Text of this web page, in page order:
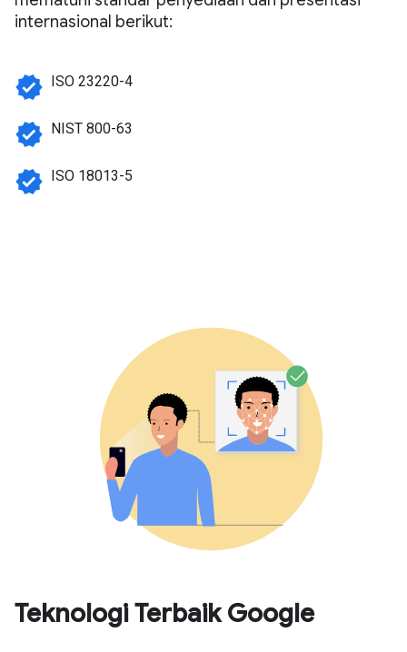
internasional berikut:
verified ISO 23220-4
verified NIST 800-63
verified ISO 18013-5
Teknologi Terbaik Google